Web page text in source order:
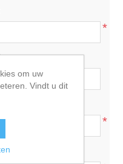
*
*
om uw
Vindt u dit